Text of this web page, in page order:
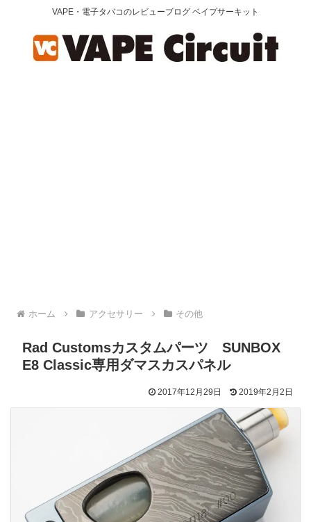
VAPE・電子タバコのレビューブログ ベイプサーキット
ホーム アクセサリー その他
Rad Customsカスタムパーツ SUNBOX
E8 Classic専用ダマスカスパネル
2017年12月29日 2019年2月2日